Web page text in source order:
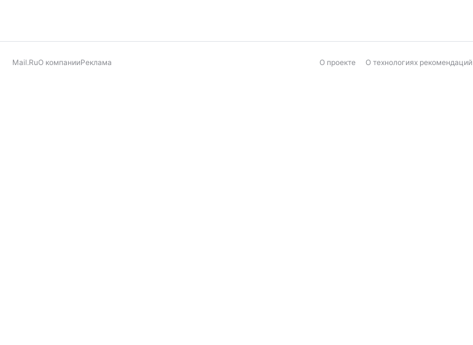
Mail.RuО компанииРеклама О проекте О технологиях рекомендаций